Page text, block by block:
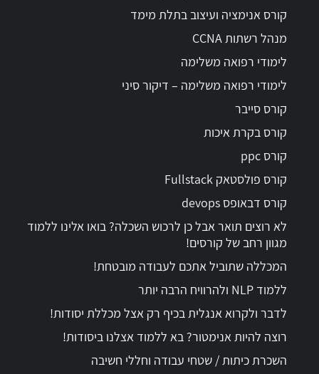
קורס אנימציה ועיצוב בתלת מימד
מנהל רשתות CCNA
לימודי רפואה משלימה
לימודי רפואה משלימה – דיקור סיני
קורס סייבר
קורס בקרת איכות
קורס ppc
קורס פולסטאק Fullstack
קורס דבאופס devops
לא רוצים תואר אבל כן לרכוש השכלה? בואו אלינו ללמוד
מגוון רחב של קורסים!
המכללה שתוביל אתכם לעבודה מובטחת!
ללמוד NLP ולהרוויח הרבה יותר
לדבר ולקרוא אנגלית בכיף רק אצל מכללת יסודות!
רוצה להיות אנימטור? בא ללמוד אצלנו ביסודות!
השכרת כיתות / שטחי עבודה וחללי חשיבה